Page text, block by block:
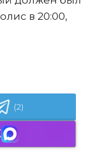
в 20:00,
(2)